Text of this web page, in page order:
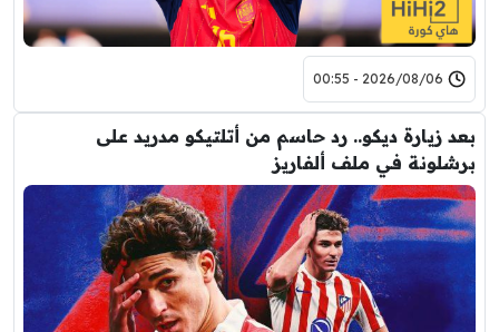
2026/08/06 - 00:55
بعد زيارة ديكو.. رد حاسم من أتلتيكو مدريد على
برشلونة في ملف ألفاريز